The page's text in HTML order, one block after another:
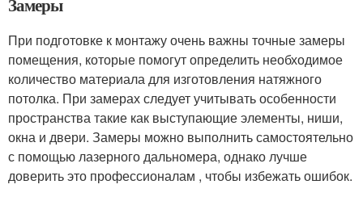
Замеры
При подготовке к монтажу очень важны точные замеры
помещения, которые помогут определить необходимое
количество материала для изготовления натяжного
потолка. При замерах следует учитывать особенности
пространства такие как выступающие элементы, ниши,
окна и двери. Замеры можно выполнить самостоятельно
с помощью лазерного дальномера, однако лучше
доверить это профессионалам , чтобы избежать ошибок.